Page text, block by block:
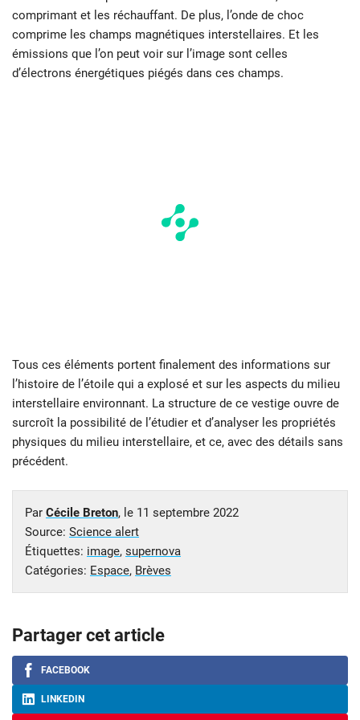
comprimant et les réchauffant. De plus, l’onde de choc
comprime les champs magnétiques interstellaires. Et les
émissions que l’on peut voir sur l’image sont celles
d’électrons énergétiques piégés dans ces champs.
Tous ces éléments portent finalement des informations sur
l’histoire de l’étoile qui a explosé et sur les aspects du milieu
interstellaire environnant. La structure de ce vestige ouvre de
surcroît la possibilité de l’étudier et d’analyser les propriétés
physiques du milieu interstellaire, et ce, avec des détails sans
précédent.
Par Cécile Breton, le 11 septembre 2022
Source: Science alert
Étiquettes: image, supernova
Catégories: Espace, Brèves
Partager cet article
FACEBOOK
LINKEDIN